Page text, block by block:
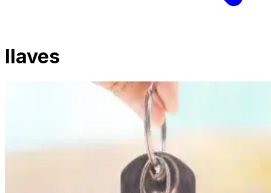
llaves